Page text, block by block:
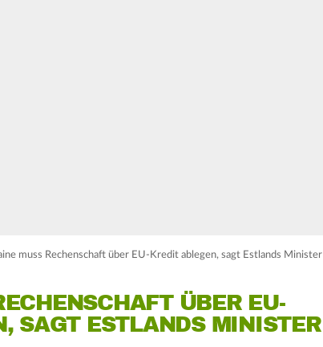
muss Rechenschaft über EU-Kredit ablegen, sagt Estlands Minister
ÜBER EU-
SAGT ESTLANDS MINISTER